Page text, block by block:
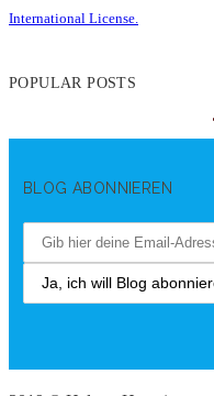
International License.
POPULAR POSTS
BLOG ABONNIEREN